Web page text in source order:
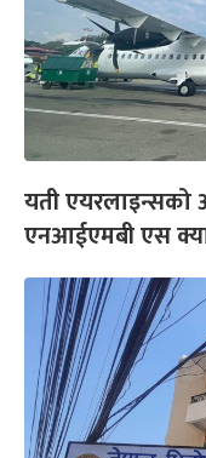
यती एयरलाइन्सको
एनआईएमबी एस